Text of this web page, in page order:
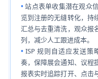
站点表单收集潜在观众
览到注册的无缝转化，持
汇总与去重清洗，观众报
列，减少人工跟进成本。
ISP 规则自适应发送策
奏，保障展会通知、议程
报表实时追踪打开、点击